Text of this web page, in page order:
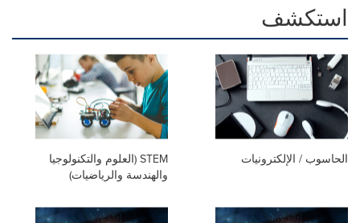
استكشف
الحاسوب / الإلكترونيات
STEM (العلوم والتكنولوجيا
والهندسة والرياضيات)